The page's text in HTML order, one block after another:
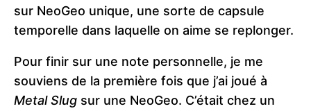
sur NeoGeo unique, une sorte de capsule
temporelle dans laquelle on aime se replonger.
Pour finir sur une note personnelle, je me
souviens de la première fois que j’ai joué à
Metal Slug sur une NeoGeo. C’était chez un